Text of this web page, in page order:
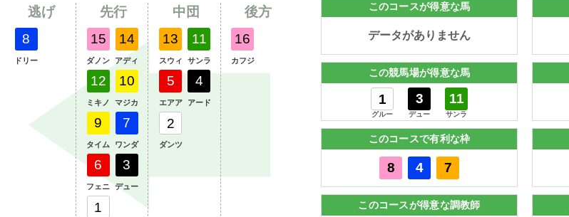
逃げ
8
ドリー
先行
15
ダノン
14
アディ
12
ミキノ
10
マジカ
9
タイム
7
ワンダ
6
フェニ
3
デュー
1
中団
13
スウィ
11
サンラ
5
エアア
4
アード
2
ダンツ
後方
16
カフジ
このコースが得意な馬
データがありません
この競馬場が得意な馬
1
グルー
3
デュー
11
サンラ
このコースで有利な枠
8 4 7
このコースが得意な調教師